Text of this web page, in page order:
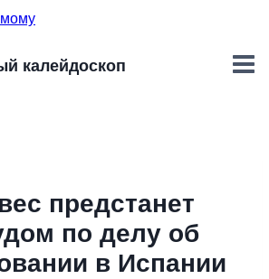
калейдоскоп
предстанет
по делу об
в Испании